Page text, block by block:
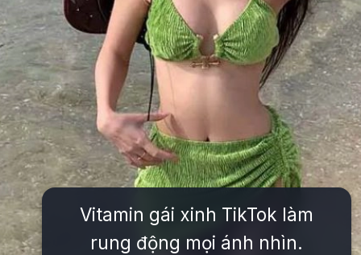
Vitamin gái xinh TikTok làm
rung động mọi ánh nhìn.